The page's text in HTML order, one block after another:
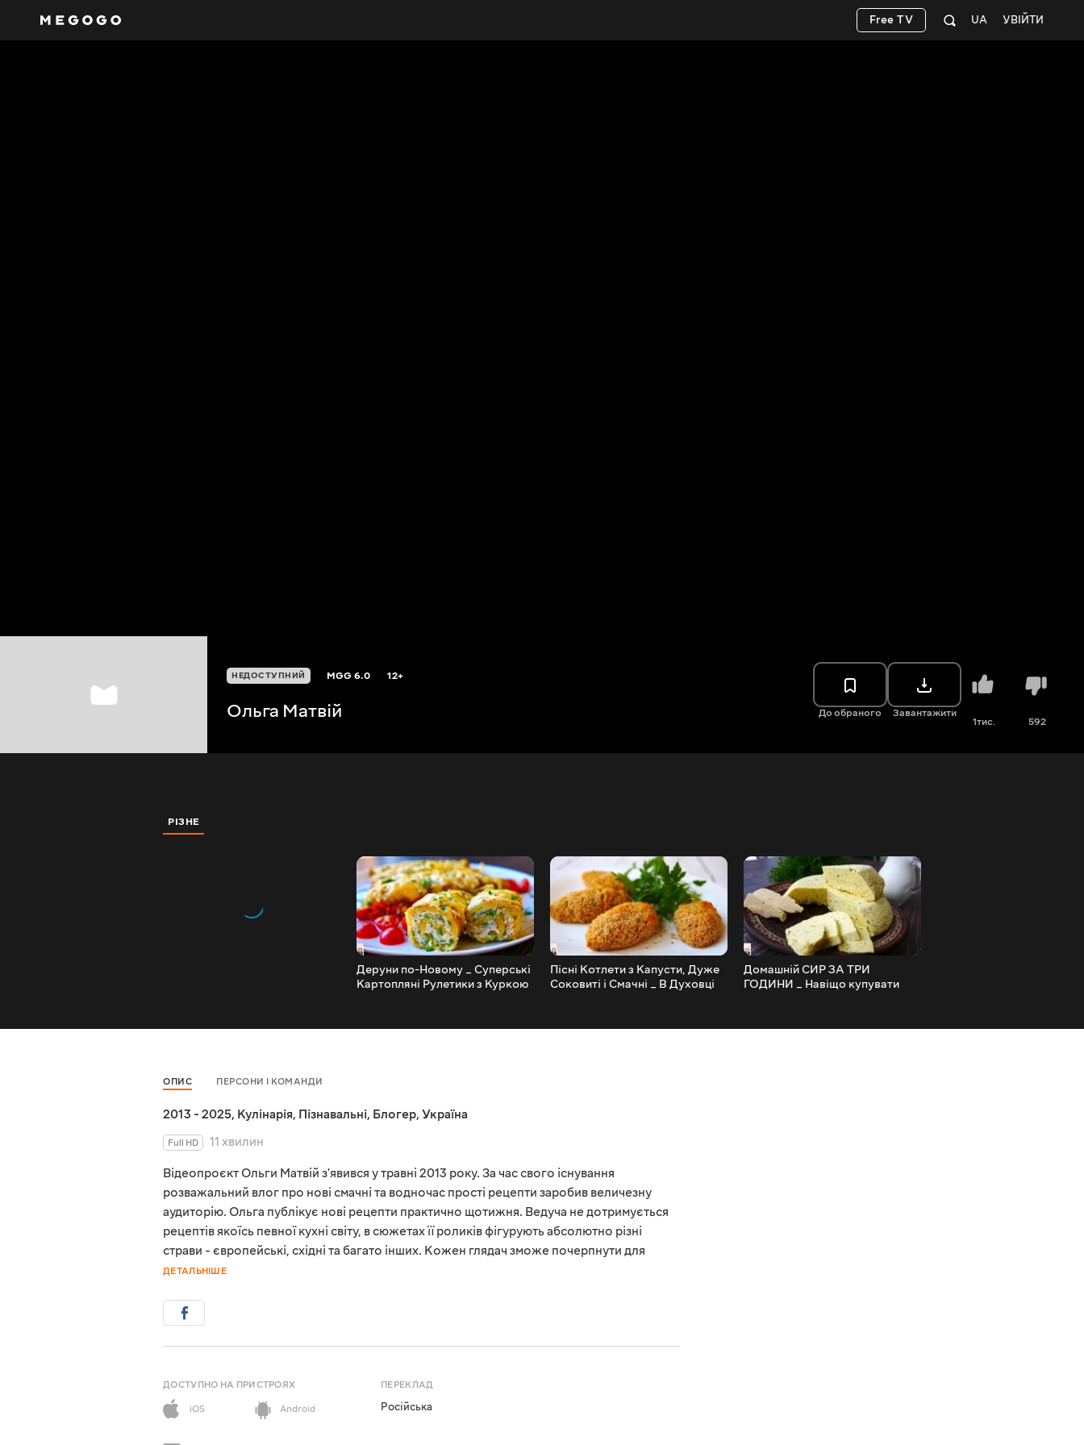
УВІЙТИ
UA
Free TV
НЕДОСТУПНИЙ MGG6.0 12+
Ольга Матвій До обраного Завантажити
1тис. 592
РІЗНЕ
Деруни по-Новому _ Суперські
Картопляні Рулетики з Куркою
Пісні Котлети з Капусти, Дуже
Соковиті і Смачні _ В Духовці
Домашній СИР ЗА ТРИ
ГОДИНИ _ Навіщо купувати
ОПИС ПЕРСОНИ І КОМАНДИ
2013 - 2025, Кулінарія, Пізнавальні, Блогер, Україна
Full HD
11 хвилин
Відеопроєкт Ольги Матвій з'явився у травні 2013 року. За час свого існування
розважальний влог про нові смачні та водночас прості рецепти заробив величезну
аудиторію. Ольга публікує нові рецепти практично щотижня. Ведуча не дотримується
рецептів якоїсь певної кухні світу, в сюжетах її роликів фігурують абсолютно різні
страви - європейські, східні та багато інших. Кожен глядач зможе почерпнути для
ДЕТАЛЬНІШЕ
ДОСТУПНО НА ПРИСТРОЯХ
iOS
Android
ПЕРЕКЛАД
Російська